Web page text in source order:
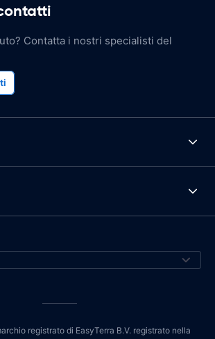
Contatta i nostri specialisti del
registrato di EasyTerra B.V. registrato nella